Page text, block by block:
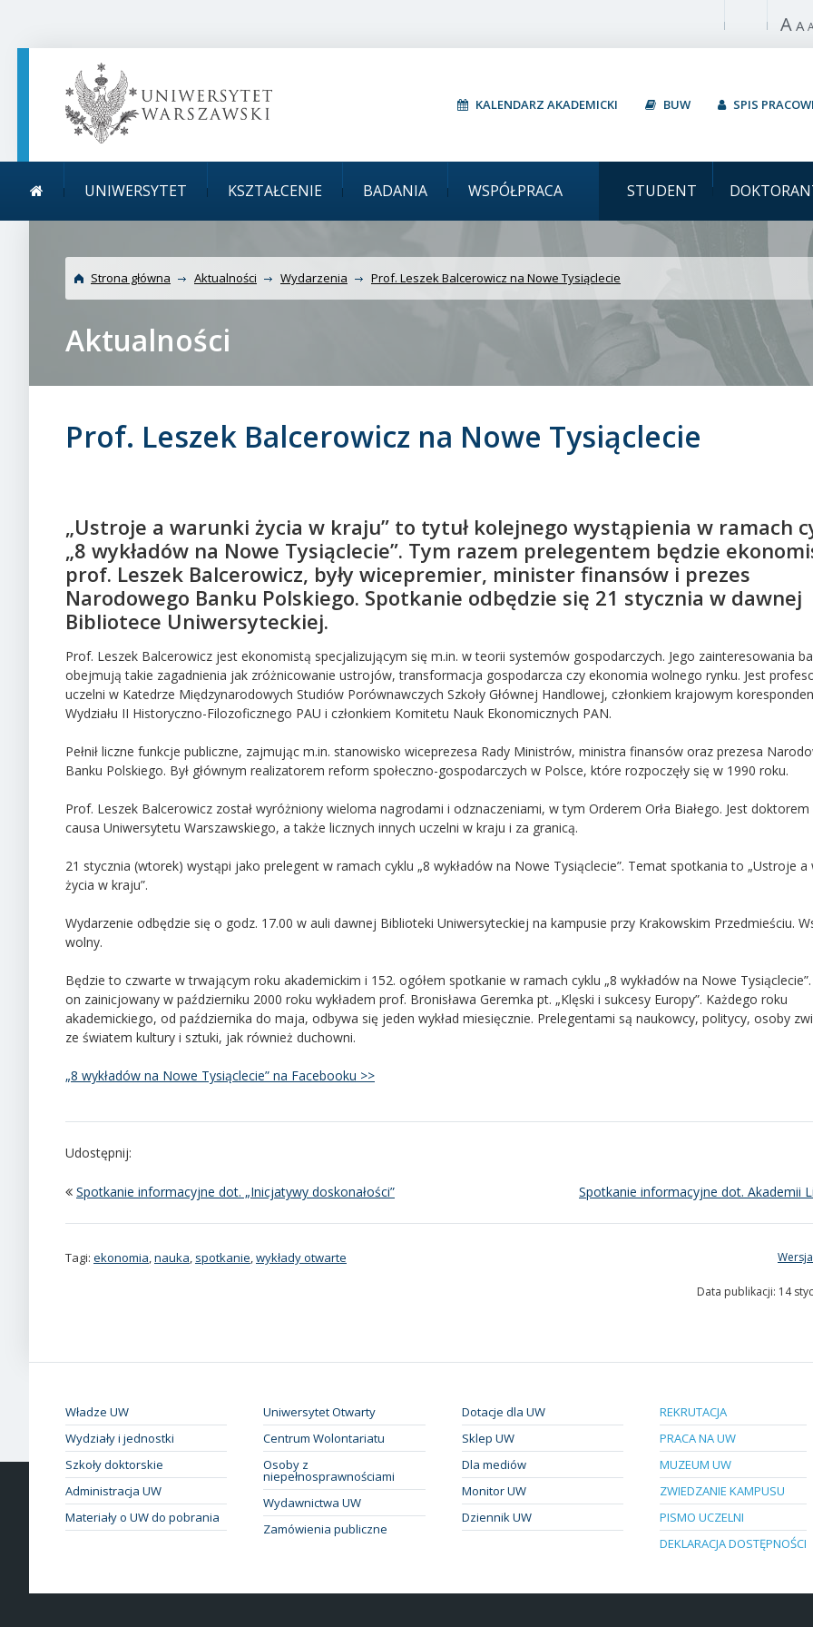
Włącz A A
KALENDARZ AKADEMICKI BUW SPIS
główne
UNIWERSYTET KSZTAŁCENIE BADANIA WSPÓŁPRACA STUDENT
Uniwersytet Warszawski Prof. Leszek
Tysiąclecie
Strona główna Aktualności Wydarzenia Prof. Leszek Balcerowicz na Nowe Tysiąclecie
Aktualności
Prof. Leszek Balcerowicz na Nowe Tysiąclecie
„Ustroje a warunki życia w kraju” to tytuł kolejnego wystąpienia w ramach
„8 wykładów na Nowe Tysiąclecie”. Tym razem prelegentem będzie
prof. Leszek Balcerowicz, były wicepremier, minister finansów i prezes
Narodowego Banku Polskiego. Spotkanie odbędzie się 21 stycznia w dawnej
Bibliotece Uniwersyteckiej.
Prof. Leszek Balcerowicz jest ekonomistą specjalizującym się m.in. w teorii systemów gospodarczych. Jego zainteresowania
obejmują takie zagadnienia jak zróżnicowanie ustrojów, transformacja gospodarcza czy ekonomia wolnego rynku. Jest
uczelni w Katedrze Międzynarodowych Studiów Porównawczych Szkoły Głównej Handlowej, członkiem krajowym
Wydziału II Historyczno-Filozoficznego PAU i członkiem Komitetu Nauk Ekonomicznych PAN.
Pełnił liczne funkcje publiczne, zajmując m.in. stanowisko wiceprezesa Rady Ministrów, ministra finansów oraz prezesa
Banku Polskiego. Był głównym realizatorem reform społeczno-gospodarczych w Polsce, które rozpoczęły się w 1990 roku.
Prof. Leszek Balcerowicz został wyróżniony wieloma nagrodami i odznaczeniami, w tym Orderem Orła Białego. Jest
causa Uniwersytetu Warszawskiego, a także licznych innych uczelni w kraju i za granicą.
21 stycznia (wtorek) wystąpi jako prelegent w ramach cyklu „8 wykładów na Nowe Tysiąclecie”. Temat spotkania to „Ustroje a
życia w kraju”.
Wydarzenie odbędzie się o godz. 17.00 w auli dawnej Biblioteki Uniwersyteckiej na kampusie przy Krakowskim Przedmieściu.
wolny.
Będzie to czwarte w trwającym roku akademickim i 152. ogółem spotkanie w ramach cyklu „8 wykładów na Nowe
on zainicjowany w październiku 2000 roku wykładem prof. Bronisława Geremka pt. „Klęski i sukcesy Europy”. Każdego roku
akademickiego, od października do maja, odbywa się jeden wykład miesięcznie. Prelegentami są naukowcy, politycy, osoby
ze światem kultury i sztuki, jak również duchowni.
„8 wykładów na Nowe Tysiąclecie” na Facebooku >>
Udostępnij:
Spotkanie informacyjne dot. „Inicjatywy doskonałości” Spotkanie informacyjne dot. Akademii
Tagi: ekonomia,nauka, spotkanie,wykłady otwarte
Data publikacji: 14
Władze UW
Wydziały i jednostki
Szkoły doktorskie
Administracja UW
Materiały o UW do pobrania
Uniwersytet Otwarty
Centrum Wolontariatu
Osoby z
niepełnosprawnościami
Wydawnictwa UW
Zamówienia publiczne
Dotacje dla UW
Sklep UW
Dla mediów
Monitor UW
Dziennik UW
REKRUTACJA
PRACA NA UW
MUZEUM UW
ZWIEDZANIE KAMPUSU
PISMO UCZELNI
DEKLARACJA DOSTĘPNOŚCI